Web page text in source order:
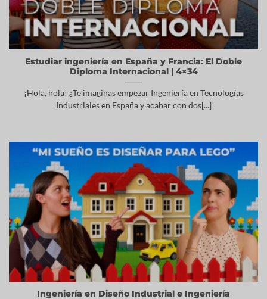
Estudiar ingeniería en España y Francia: El Doble
Diploma Internacional | 4×34
¡Hola, hola! ¿Te imaginas empezar Ingeniería en Tecnologías
Industriales en España y acabar con dos[...]
Ingeniería en Diseño Industrial e Ingeniería